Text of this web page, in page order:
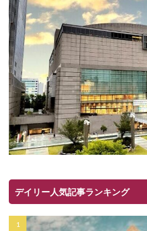
デイリー人気記事ランキング